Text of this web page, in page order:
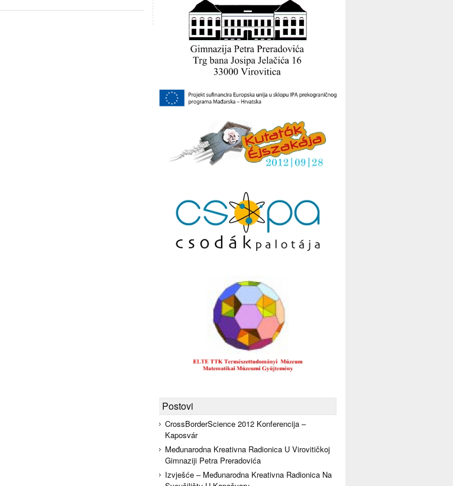
Postovi
CrossBorderScience 2012 Konferencija –
Kaposvár
Međunarodna Kreativna Radionica U Virovitičkoj
Gimnaziji Petra Preradovića
Izvješće – Međunarodna Kreativna Radionica Na